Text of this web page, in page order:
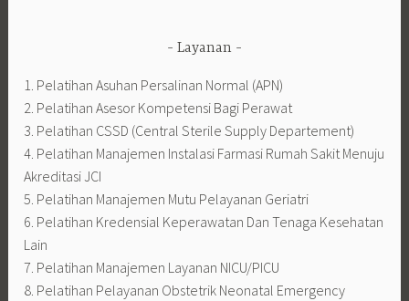
Layanan
1. Pelatihan Asuhan Persalinan Normal (APN)
2. Pelatihan Asesor Kompetensi Bagi Perawat
3. Pelatihan CSSD (Central Sterile Supply Departement)
4. Pelatihan Manajemen Instalasi Farmasi Rumah Sakit Menuju
Akreditasi JCI
5. Pelatihan Manajemen Mutu Pelayanan Geriatri
6. Pelatihan Kredensial Keperawatan Dan Tenaga Kesehatan
Lain
7. Pelatihan Manajemen Layanan NICU/PICU
8. Pelatihan Pelayanan Obstetrik Neonatal Emergency